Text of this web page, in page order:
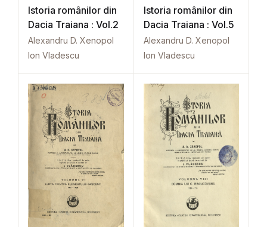
Istoria românilor din
Dacia Traiana : Vol.2
Alexandru D. Xenopol
Ion Vladescu
Istoria românilor din
Dacia Traiana : Vol.5
Alexandru D. Xenopol
Ion Vladescu